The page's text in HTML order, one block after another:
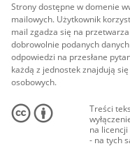
Strony dostępne w domenie
mailowych. Użytkownik
mail zgadza się na
dobrowolnie podanych
odpowiedzi na przesłane
każdą z jednostek znajdują
osobowych.
Treści
na
- na tych